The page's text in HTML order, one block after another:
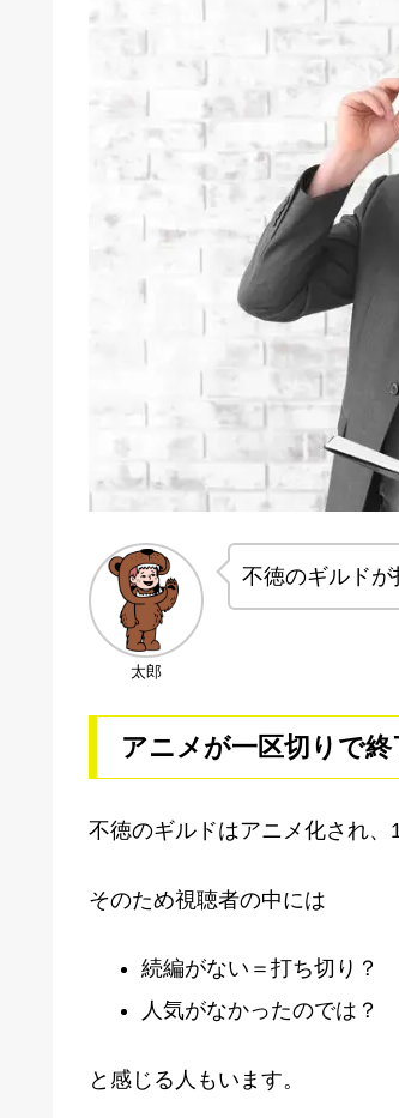
太郎
不徳のギルドが
アニメが一区切りで
不徳のギルドはアニメ化され、
そのため視聴者の中には
続編がない＝打ち切り？
人気がなかったのでは？
と感じる人もいます。